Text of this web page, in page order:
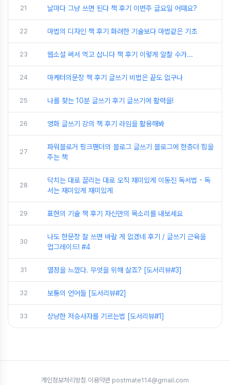
21 날마다 그냥 쓰면 된다 책 후기 이번주 글요일 어때요?
22 마법의 디자인 책 후기 화려한 기술보다 마법같은 기초
23 웹소설 써서 먹고 삽니다 책 후기 이렇게 알찰 수가...
24 마케터의문장 책 후기 글쓰기 비법은 끝도 없구나
25 나를 찾는 10분 글쓰기 후기 글쓰기에 활력을!
26 영화 글쓰기 강의 책 후기 라임을 활용해봐
27
파워블로거 핑크팬더의 블로그 글쓰기 블로그에 한층더 힘을
주는 책
28
닥치는 대로 끌리는 대로 오직 재미있게 이동진 독서법 - 독
서는 재미있게 재미있게
29 표현의 기술 책 후기 자신만의 목소리를 내보세요
30
나도 한문장 잘 쓰면 바랄 게 없겠네 후기 / 글쓰기 근육을
업그레이드! #4
31 열정을 느꼈다. 무엇을 위해 살죠? [도서리뷰#3]
32 보통의 언어들 [도서리뷰#2]
33 상냥한 저승사자를 기르는법 [도서리뷰#1]
개인정보처리방침 ·이용약관·postmate114@gmail.com